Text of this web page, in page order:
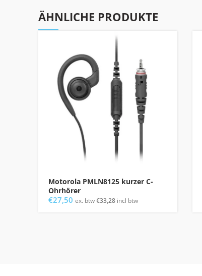
ÄHNLICHE PRODUKTE
Motorola PMLN8125 kurzer C-
Ohrhörer
€27,50 ex. btw€33,28 incl btw